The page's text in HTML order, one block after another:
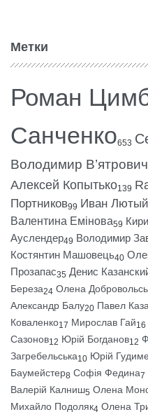
Метки
Роман
Санченко653
Володимир В’ятрович
Алексей Копытько139
Портников99 Иван Лютый
Валентина Емінова59
Ауслендер49 Володимир
Костянтин Машовець40
Прозапас35 Денис
Береза24 Олена
Александр Балу20 Павел
Коваленко17 Мирослав Гай16
Сазонов12 Юрій Богданов12
Загребельська10 Юрій
Баумейстер8 Софія Федина7
Валерій Калниш5 Олена
Михайло Подоляк4 Олена